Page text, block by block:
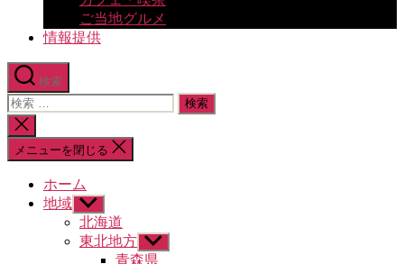
ご当地グルメ
情報提供
検索
検
索
対
象:
検
索
を
メニューを閉じる
ホーム
地域 サ
ブ
メ
北海道
東北地方 サ
ブ
青森県